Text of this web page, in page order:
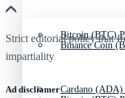
Bitcoin (BTC)
Cardano (ADA)
Binance Coin
Strict editorial policy that
impartiality
Ad discliamer